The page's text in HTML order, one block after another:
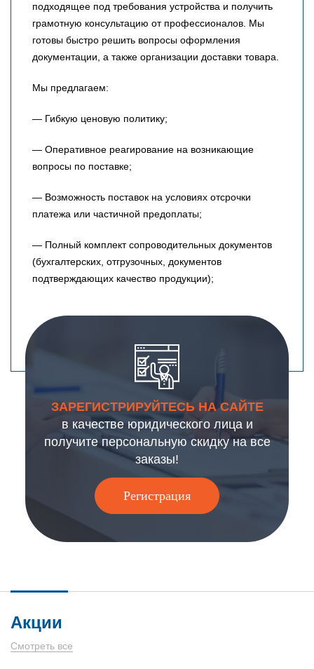
подходящее под требования устройства и получить
грамотную консультацию от профессионалов. Мы
готовы быстро решить вопросы оформления
документации, а также организации доставки товара.
Мы предлагаем:
— Гибкую ценовую политику;
— Оперативное реагирование на возникающие
вопросы по поставке;
— Возможность поставок на условиях отсрочки
платежа или частичной предоплаты;
— Полный комплект сопроводительных документов
(бухгалтерских, отгрузочных, документов
подтверждающих качество продукции);
ЗАРЕГИСТРИРУЙТЕСЬ НА САЙТЕ
в качестве юридического лица и
получите персональную скидку на все
заказы!
Регистрация
Акции
Смотреть все